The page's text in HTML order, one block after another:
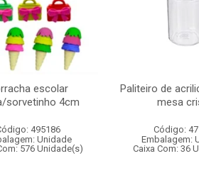
escolar
sorvetinho 4cm
495186
Unidade
576 Unidade(s)
Paliteiro de
mesa
Código:
Embalagem:
Caixa Com: 36